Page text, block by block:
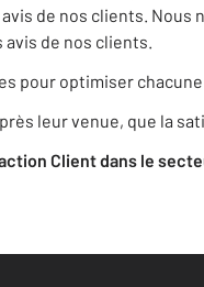
de nos clients.
de nos clients.
pour optimiser
leur venue, que la
Client dans le